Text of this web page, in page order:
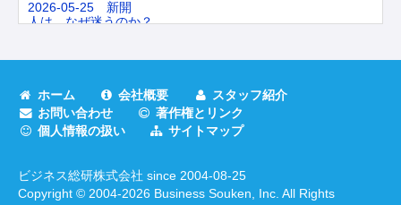
2026-05-25 新開
人は、なぜ迷うのか？
2026-05-11 林田
2026-04-27 白水
雑に計画する
博多どんたく
ホーム 会社概要
スタッフ紹介
お問い合わせ
著作権とリンク
個人情報の扱い
サイトマップ
ビジネス総研株式会社 since 2004-08-25
Copyright © 2004-2026 Business Souken, Inc. All Rights